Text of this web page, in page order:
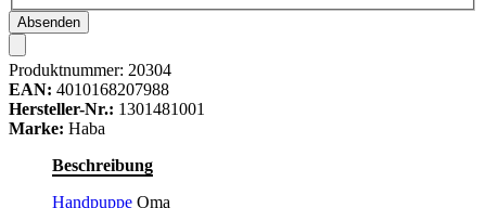
Absenden
Produktnummer: 20304
EAN: 4010168207988
Hersteller-Nr.: 1301481001
Marke: Haba
Beschreibung
Handpuppe Oma